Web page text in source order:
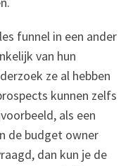
funnel in een ander
van hun
ze al hebben
kunnen zelfs
als een
de budget owner
dan kun je de